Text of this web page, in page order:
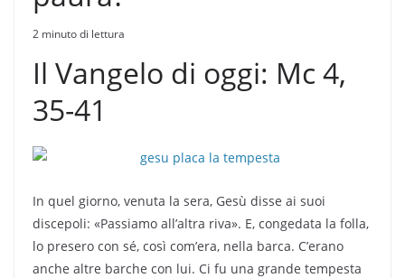
2 minuto di lettura
Il Vangelo di oggi: Mc 4,
35-41
In quel giorno, venuta la sera, Gesù disse ai suoi
discepoli: «Passiamo all’altra riva». E, congedata la folla,
lo presero con sé, così com’era, nella barca. C’erano
anche altre barche con lui. Ci fu una grande tempesta